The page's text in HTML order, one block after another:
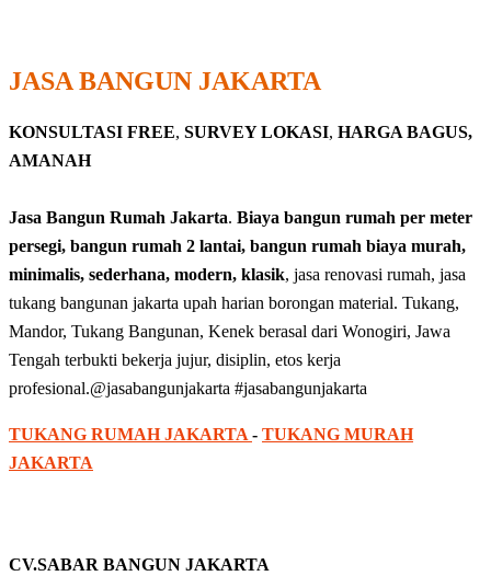
JASA BANGUN JAKARTA
KONSULTASI FREE, SURVEY LOKASI, HARGA BAGUS,
AMANAH
Jasa Bangun Rumah Jakarta. Biaya bangun rumah per meter
persegi, bangun rumah 2 lantai, bangun rumah biaya murah,
minimalis, sederhana, modern, klasik, jasa renovasi rumah, jasa
tukang bangunan jakarta upah harian borongan material. Tukang,
Mandor, Tukang Bangunan, Kenek berasal dari Wonogiri, Jawa
Tengah terbukti bekerja jujur, disiplin, etos kerja
profesional.@jasabangunjakarta #jasabangunjakarta
TUKANG RUMAH JAKARTA - TUKANG MURAH
JAKARTA
CV.SABAR BANGUN JAKARTA